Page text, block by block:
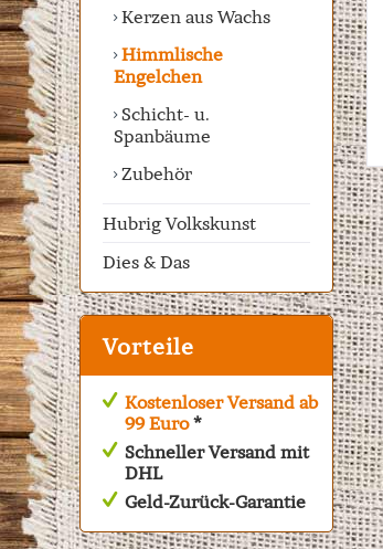
Kerzen aus Wachs
Himmlische
Engelchen
Schicht- u.
Spanbäume
Zubehör
Hubrig Volkskunst
Dies & Das
Vorteile
Kostenloser Versand ab
99 Euro*
Schneller Versand mit
DHL
Geld-Zurück-Garantie